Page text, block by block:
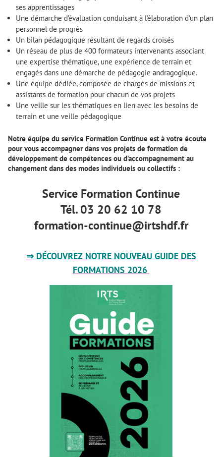
ses apprentissages
Une démarche d’évaluation conduisant à l’élaboration d’un plan
personnel de progrès
Un bilan pédagogique résultant de regards croisés
Un réseau de plus de 400 formateurs intervenants associant
une expertise thématique, une expérience de terrain et
engagés dans une démarche de pédagogie andragogique.
Une équipe dédiée, composée de chargés de missions et
assistants de formation pour chacun de vos projets
Une veille sur les thématiques en lien avec les besoins de
terrain et une veille pédagogique
Notre équipe du service Formation Continue est à votre écoute
pour vous accompagner dans vos projets de formation de
développement de compétences ou d’accompagnement au
changement dans des modes individuels ou collectifs :
Service Formation Continue
Tél. 03 20 62 10 78
formation-continue@irtshdf.fr
⇒ DÉCOUVREZ NOTRE NOUVEAU GUIDE DES
FORMATIONS 2026